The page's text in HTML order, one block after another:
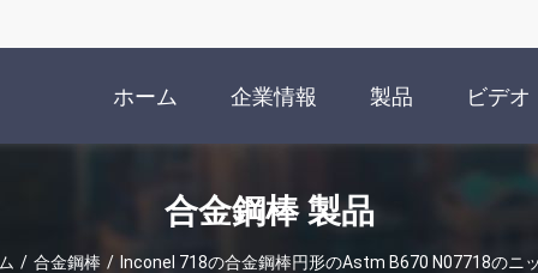
ホーム 企業情報 製品 ビデオ
合金鋼棒 製品
/ 合金鋼棒 / Inconel 718の合金鋼棒円形のAstm B670 N07718のニ